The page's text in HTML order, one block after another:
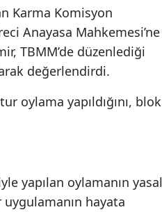
Karma Komisyon
Anayasa Mahkemesi’ne
TBMM’de düzenlediği
değerlendirdi.
oylama yapıldığını, blok
yapılan oylamanın yasal
uygulamanın hayata